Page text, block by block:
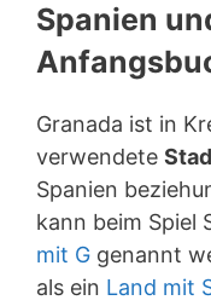
Spanien
Granada ist in
verwendete
Spanien
kann beim Spiel
mit G genannt
als ein Land mit